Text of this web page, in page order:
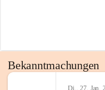
Bekanntmachungen
Di., 27. Jan.